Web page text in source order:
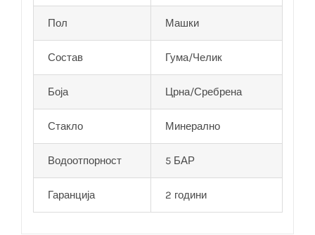
Пол Машки
Состав Гума/Челик
Боја Црна/Сребрена
Стакло Минерално
Водоотпорност 5 БАР
Гаранција 2 години